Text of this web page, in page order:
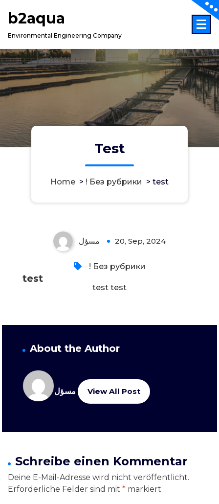
b2aqua
Environmental Engineering Company
Test
Home > ! Без рубрики > test
مسؤل 20, Sep, 2024
! Без рубрики
test
test test
About the Author
مسؤل View All Post
Schreibe einen Kommentar
Deine E-Mail-Adresse wird nicht veröffentlicht.
Erforderliche Felder sind mit * markiert